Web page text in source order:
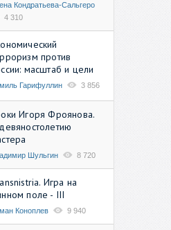
Кондратьева-Сальгеро
4 310
против
масштаб и цели
Гарифуллин 3 856
Игоря Фроянова.
Шульгин 8 720
Игра на
поле - III
Коноплев 9 940